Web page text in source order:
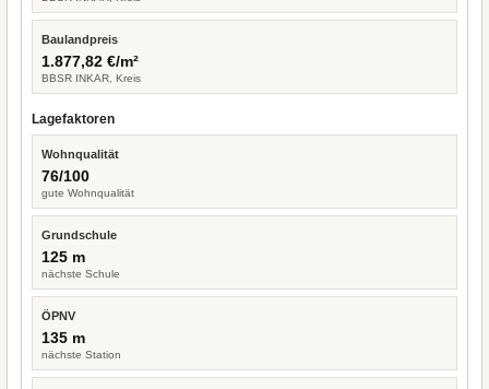
Baulandpreis
1.877,82 €/m²
BBSR INKAR, Kreis
Lagefaktoren
Wohnqualität
76/100
gute Wohnqualität
Grundschule
125 m
nächste Schule
ÖPNV
135 m
nächste Station